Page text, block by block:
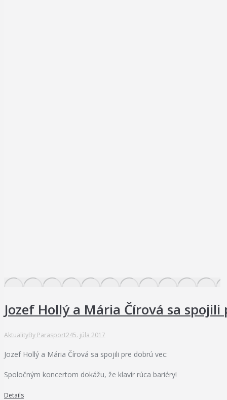
Jozef Hollý a Mária Čírová sa
AktualityBy Parasport245. júla 2017
Jozef Hollý a Mária Čírová sa spojili pre dobrú vec:
Spoločným koncertom dokážu, že klavír rúca bariéry!
Details